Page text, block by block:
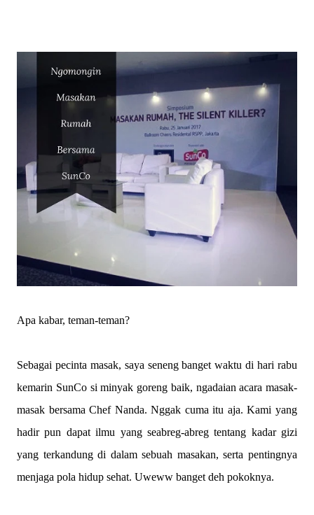
Apa kabar, teman-teman?
Sebagai pecinta masak, saya seneng banget waktu di hari rabu
kemarin SunCo si minyak goreng baik, ngadaian acara masak-
masak bersama Chef Nanda. Nggak cuma itu aja. Kami yang
hadir pun dapat ilmu yang seabreg-abreg tentang kadar gizi
yang terkandung di dalam sebuah masakan, serta pentingnya
menjaga pola hidup sehat. Uweww banget deh pokoknya.